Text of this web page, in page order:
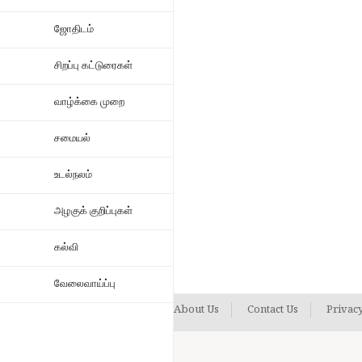
ஜோதிடம்
சிறப்பு கட்டுரைகள்
வாழ்க்கை முறை
சமையல்
உடல்நலம்
அழகுக் குறிப்புகள்
கல்வி
வேலைவாய்ப்பு
About Us Contact Us